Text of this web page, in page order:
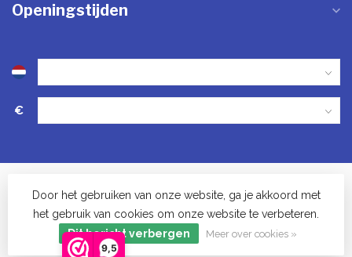
9,5
Openingstijden
€
© Keukenwinkel in Vinkel - 2023
Door het gebruiken van onze website, ga je akkoord met
het gebruik van cookies om onze website te verbeteren.
Dit bericht verbergen
Meer over cookies »